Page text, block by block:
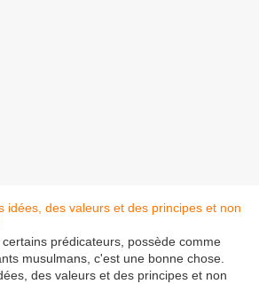
prédicateurs, possède comme
musulmans, c'est une bonne chose.
des valeurs et des principes et non